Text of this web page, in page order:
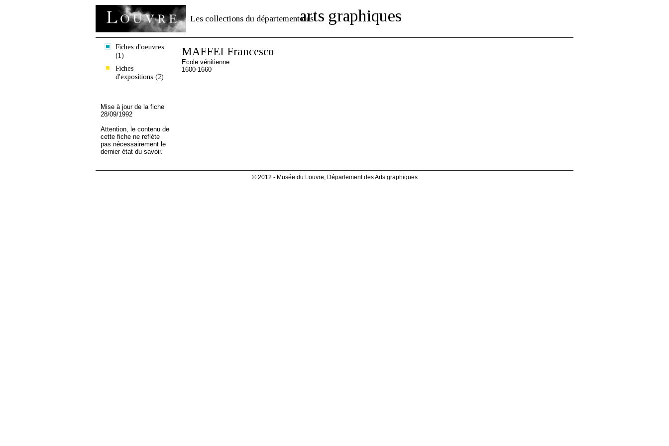
Les collections du département desarts graphiques
Fiches d'oeuvres
(1)
Fiches
d'expositions (2)
Mise à jour de la fiche
28/09/1992
Attention, le contenu de
cette fiche ne reflète
pas nécessairement le
dernier état du savoir.
MAFFEI Francesco
Ecole vénitienne
1600-1660
© 2012 - Musée du Louvre, Département des Arts graphiques